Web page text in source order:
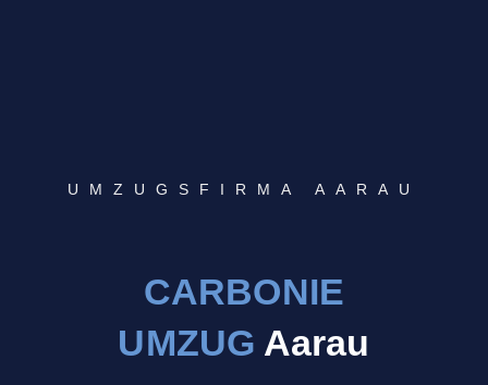
UMZUGSFIRMA AARAU
CARBONIE
UMZUG Aarau